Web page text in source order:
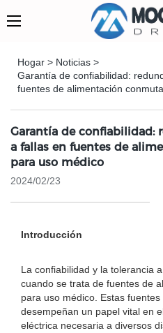
Hogar > Noticias >
Garantía de confiabilidad:
fuentes de alimentación
Garantía de confiabilidad:
a fallas en fuentes de
para uso médico
2024/02/23
Introducción
La confiabilidad y la tolerancia
cuando se trata de fuentes de
para uso médico. Estas
desempeñan un papel vital en
eléctrica necesaria a diversos